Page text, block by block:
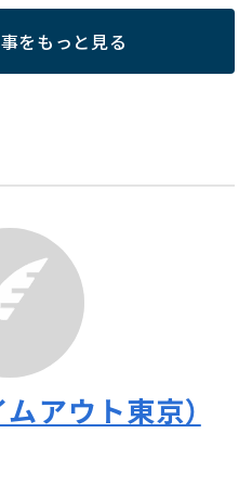
をもっと見る
アウト東京）